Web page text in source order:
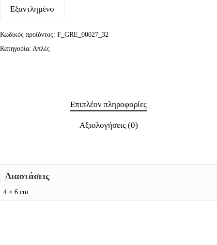
Εξαντλημένο
Κωδικός προϊόντος: F_GRE_00027_32
Κατηγορία: Απλές
Επιπλέον πληροφορίες
Αξιολογήσεις (0)
Διαστάσεις
4 × 6 cm